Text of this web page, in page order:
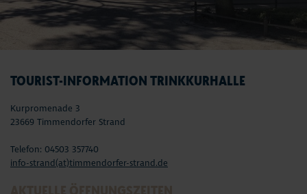
TOURIST-INFORMATION TRINKKURHALLE
Kurpromenade 3
23669 Timmendorfer Strand
Telefon: 04503 357740
info-strand(at)timmendorfer-strand.de